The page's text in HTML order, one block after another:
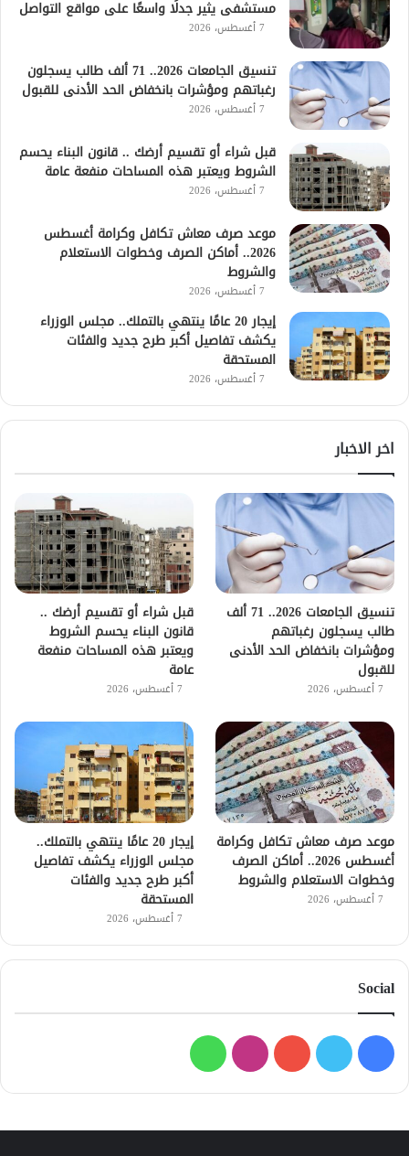
مستشفى يثير جدلًا واسعًا على مواقع التواصل
7 أغسطس، 2026
تنسيق الجامعات 2026.. 71 ألف طالب يسجلون
رغباتهم ومؤشرات بانخفاض الحد الأدنى للقبول
7 أغسطس، 2026
قبل شراء أو تقسيم أرضك .. قانون البناء يحسم
الشروط ويعتبر هذه المساحات منفعة عامة
7 أغسطس، 2026
موعد صرف معاش تكافل وكرامة أغسطس
2026.. أماكن الصرف وخطوات الاستعلام
والشروط
7 أغسطس، 2026
إيجار 20 عامًا ينتهي بالتملك.. مجلس الوزراء
يكشف تفاصيل أكبر طرح جديد والفئات
المستحقة
7 أغسطس، 2026
اخر الاخبار
تنسيق الجامعات 2026.. 71 ألف
طالب يسجلون رغباتهم
ومؤشرات بانخفاض الحد الأدنى
للقبول
7 أغسطس، 2026
قبل شراء أو تقسيم أرضك ..
قانون البناء يحسم الشروط
ويعتبر هذه المساحات منفعة
عامة
7 أغسطس، 2026
موعد صرف معاش تكافل وكرامة
أغسطس 2026.. أماكن الصرف
وخطوات الاستعلام والشروط
7 أغسطس، 2026
إيجار 20 عامًا ينتهي بالتملك..
مجلس الوزراء يكشف تفاصيل
أكبر طرح جديد والفئات
المستحقة
7 أغسطس، 2026
Social
فيسبوك
تويتر يوتيوبانستقرامواتساب